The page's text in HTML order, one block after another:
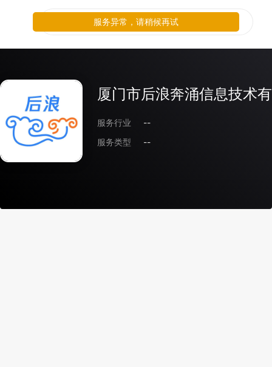
厦门市后浪奔涌信息技术
服务行业
--
服务类型
--
服务异常，请稍候再试